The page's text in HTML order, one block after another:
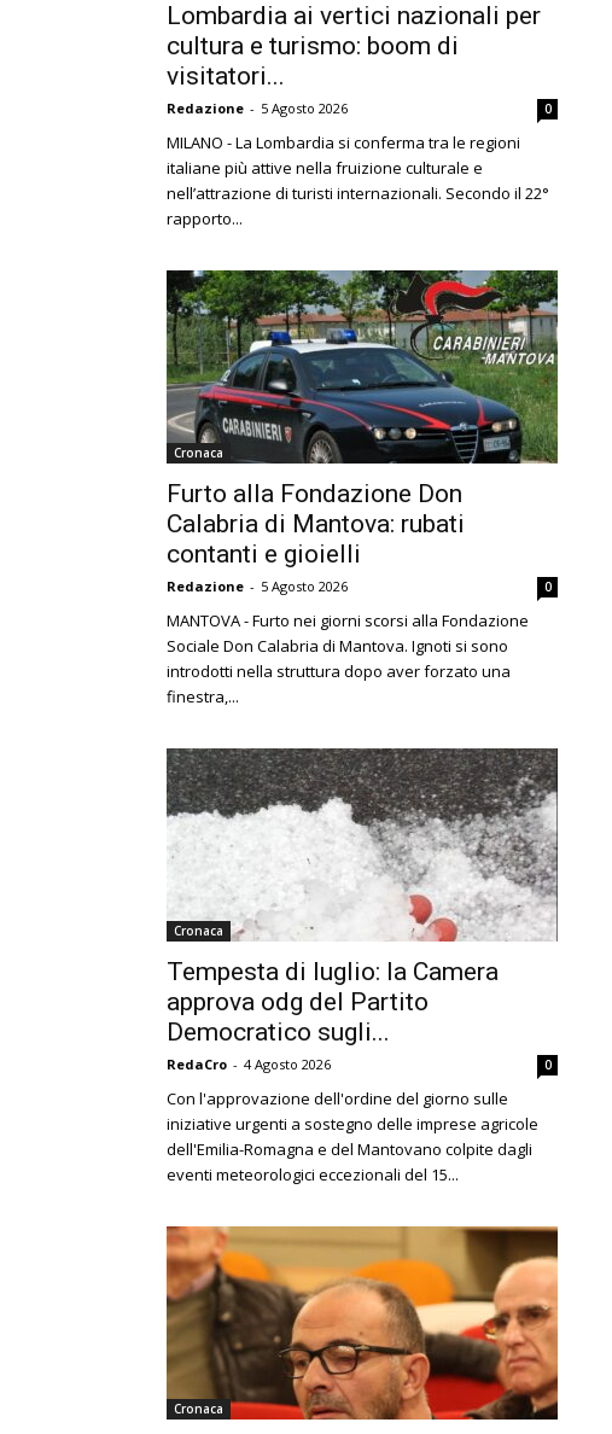
Lombardia ai vertici nazionali per
cultura e turismo: boom di
visitatori...
Redazione - 5 Agosto 2026 0
MILANO - La Lombardia si conferma tra le regioni
italiane più attive nella fruizione culturale e
nell’attrazione di turisti internazionali. Secondo il 22°
rapporto...
Cronaca
Furto alla Fondazione Don
Calabria di Mantova: rubati
contanti e gioielli
Redazione - 5 Agosto 2026 0
MANTOVA - Furto nei giorni scorsi alla Fondazione
Sociale Don Calabria di Mantova. Ignoti si sono
introdotti nella struttura dopo aver forzato una
finestra,...
Cronaca
Tempesta di luglio: la Camera
approva odg del Partito
Democratico sugli...
RedaCro - 4 Agosto 2026 0
Con l'approvazione dell'ordine del giorno sulle
iniziative urgenti a sostegno delle imprese agricole
dell'Emilia-Romagna e del Mantovano colpite dagli
eventi meteorologici eccezionali del 15...
Cronaca